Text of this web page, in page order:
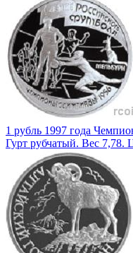
1 рубль 1997 года
Гурт рубчатый. Вес 7,78.